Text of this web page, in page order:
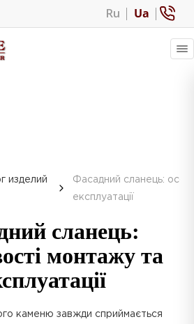
Ru Ua
изделий Фасадний сланець:
експлуатації
сланець:
монтажу та
каменю завжди сприймається